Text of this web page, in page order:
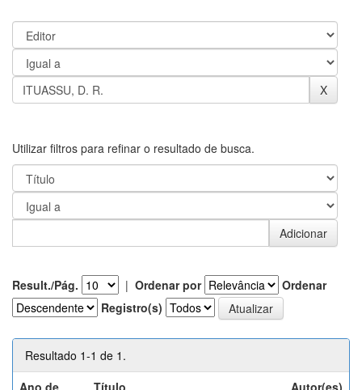
Utilizar filtros para refinar o resultado de busca.
Result./Pág. | Ordenar por
Ordenar
Registro(s)
Resultado 1-1 de 1.
Ano de
Título Autor(es)